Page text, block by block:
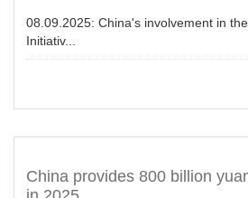
08.09.2025: China's involvement in
Initiativ...
China provides 800 billion